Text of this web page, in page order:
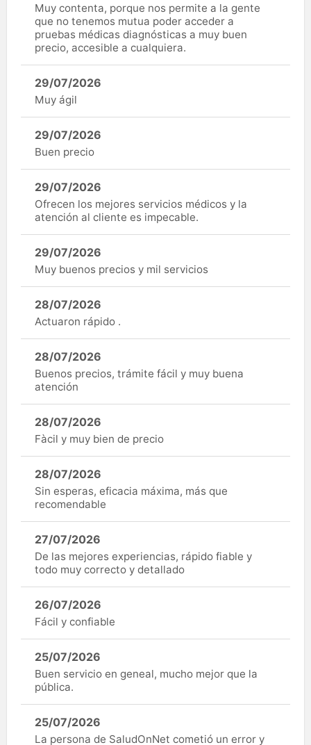
Muy contenta, porque nos permite a la gente
que no tenemos mutua poder acceder a
pruebas médicas diagnósticas a muy buen
precio, accesible a cualquiera.
29/07/2026
Muy ágil
29/07/2026
Buen precio
29/07/2026
Ofrecen los mejores servicios médicos y la
atención al cliente es impecable.
29/07/2026
Muy buenos precios y mil servicios
28/07/2026
Actuaron rápido .
28/07/2026
Buenos precios, trámite fácil y muy buena
atención
28/07/2026
Fàcil y muy bien de precio
28/07/2026
Sin esperas, eficacia máxima, más que
recomendable
27/07/2026
De las mejores experiencias, rápido fiable y
todo muy correcto y detallado
26/07/2026
Fácil y confiable
25/07/2026
Buen servicio en geneal, mucho mejor que la
pública.
25/07/2026
La persona de SaludOnNet cometió un error y